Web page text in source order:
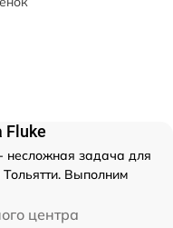
Fluke
несложная задача для
Выполним
центра